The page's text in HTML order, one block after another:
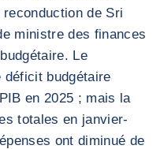
de Sri
ministre des finances
Le
déficit budgétaire
en 2025 ; mais la
totales en janvier-
ont diminué de